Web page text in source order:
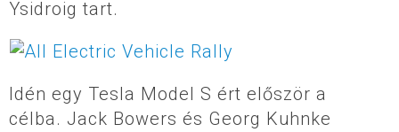
Ysidroig tart.
Idén egy Tesla Model S ért először a
célba. Jack Bowers és Georg Kuhnke